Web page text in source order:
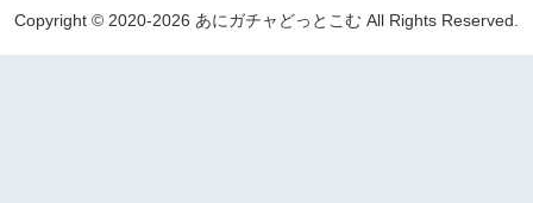
Copyright © 2020-2026 あにガチャどっとこむ All Rights Reserved.